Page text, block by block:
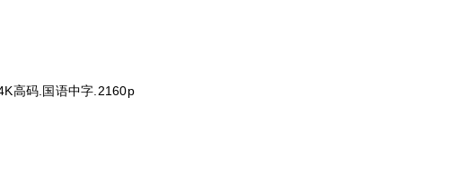
高码.国语中字.2160p